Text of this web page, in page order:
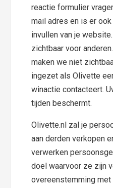
reactie formulier
mail adres en is er
invullen van je
zichtbaar voor
maken we niet
ingezet als Olivette
winactie contacteert.
tijden beschermt.
Olivette.nl zal je
aan derden verkopen
verwerken
doel waarvoor ze zijn
overeenstemming met